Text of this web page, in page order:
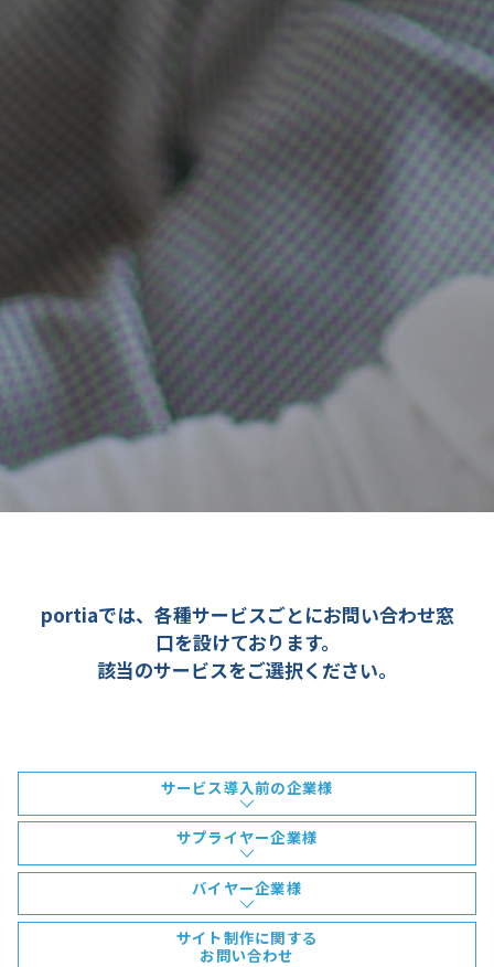
portiaでは、各種サービスごとにお問い合わせ窓
口を設けております。
該当のサービスをご選択ください。
サービス導入前の企業様
サプライヤー企業様
バイヤー企業様
サイト制作に関する
お問い合わせ